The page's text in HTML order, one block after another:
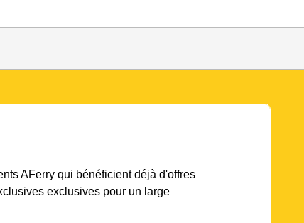
AFerry qui bénéficient déjà d'offres
exclusives pour un large